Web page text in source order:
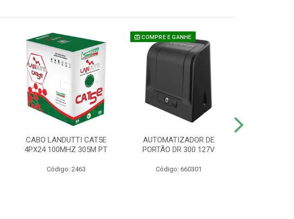
CABO LANDUTTI CAT5E
4PX24 100MHZ 305M PT
Código: 2463
COMPRE E GANHE
AUTOMATIZADOR DE
PORTÃO DR 300 127V
Código: 660301